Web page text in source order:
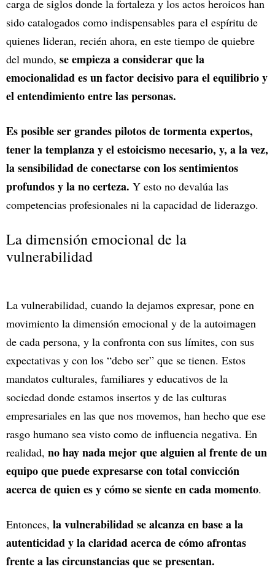
carga de siglos donde la fortaleza y los actos heroicos han
sido catalogados como indispensables para el espíritu de
quienes lideran, recién ahora, en este tiempo de quiebre
del mundo, se empieza a considerar que la
emocionalidad es un factor decisivo para el equilibrio y
el entendimiento entre las personas.
Es posible ser grandes pilotos de tormenta expertos,
tener la templanza y el estoicismo necesario, y, a la vez,
la sensibilidad de conectarse con los sentimientos
profundos y la no certeza. Y esto no devalúa las
competencias profesionales ni la capacidad de liderazgo.
La dimensión emocional de la
vulnerabilidad
La vulnerabilidad, cuando la dejamos expresar, pone en
movimiento la dimensión emocional y de la autoimagen
de cada persona, y la confronta con sus límites, con sus
expectativas y con los “debo ser” que se tienen. Estos
mandatos culturales, familiares y educativos de la
sociedad donde estamos insertos y de las culturas
empresariales en las que nos movemos, han hecho que ese
rasgo humano sea visto como de influencia negativa. En
realidad, no hay nada mejor que alguien al frente de un
equipo que puede expresarse con total convicción
acerca de quien es y cómo se siente en cada momento.
Entonces, la vulnerabilidad se alcanza en base a la
autenticidad y la claridad acerca de cómo afrontas
frente a las circunstancias que se presentan.